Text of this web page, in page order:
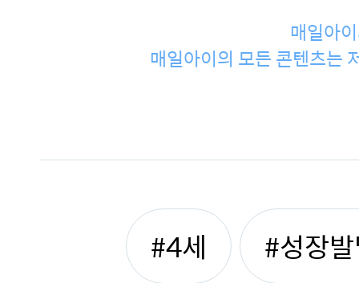
매일아
매일아이의 모든 콘텐츠는
#4세 #성장